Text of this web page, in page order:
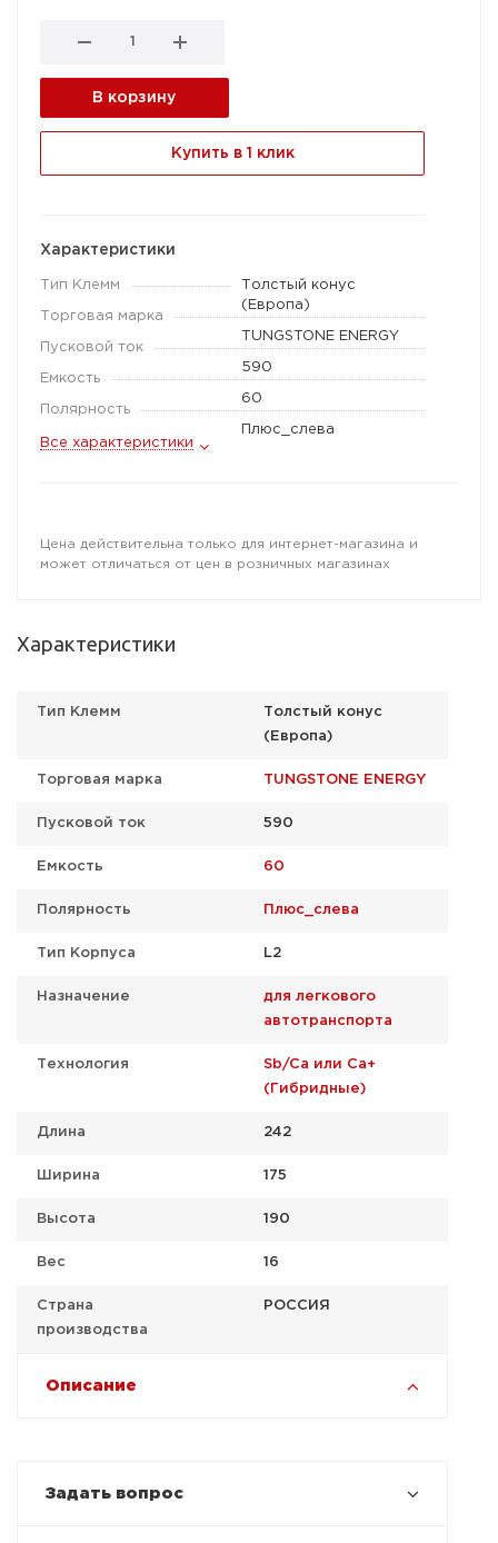
В корзину
Купить в 1 клик
Характеристики
Тип Клемм
Толстый конус
(Европа)
Торговая марка
TUNGSTONE ENERGY
Пусковой ток
590
Емкость
60
Полярность
Плюс_слева
Все характеристики
Цена действительна только для интернет-магазина и
может отличаться от цен в розничных магазинах
Характеристики
Тип Клемм
Толстый конус
(Европа)
Торговая марка TUNGSTONE ENERGY
Пусковой ток 590
Емкость 60
Полярность Плюс_слева
Тип Корпуса L2
Назначение
для легкового
автотранспорта
Технология
Sb/Ca или Ca+
(Гибридные)
Длина 242
Ширина 175
Высота 190
Вес 16
Страна
производства
РОССИЯ
Описание
Задать вопрос